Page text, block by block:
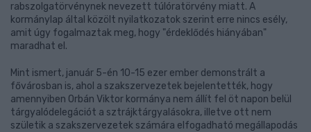
rabszolgatörvénynek nevezett túlóratörvény miatt. A
kormánylap által közölt nyilatkozatok szerint erre nincs esély,
amit úgy fogalmaztak meg, hogy "érdeklődés hiányában"
maradhat el.
Mint ismert, január 5-én 10-15 ezer ember demonstrált a
fővárosban is, ahol a szakszervezetek bejelentették, hogy
amennyiben Orbán Viktor kormánya nem állít fel öt napon belül
tárgyalódelegációt a sztrájktárgyalásokra, illetve ott nem
születik a szakszervezetek számára elfogadható megállapodás